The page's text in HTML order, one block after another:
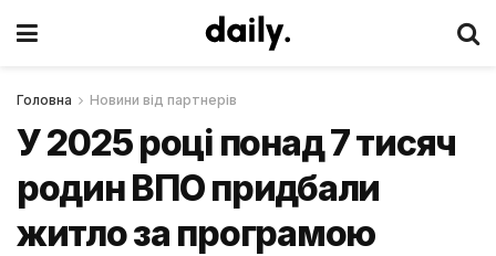
Головна Новини від партнерів
У 2025 році понад 7 тисяч
родин ВПО придбали
житло за програмою